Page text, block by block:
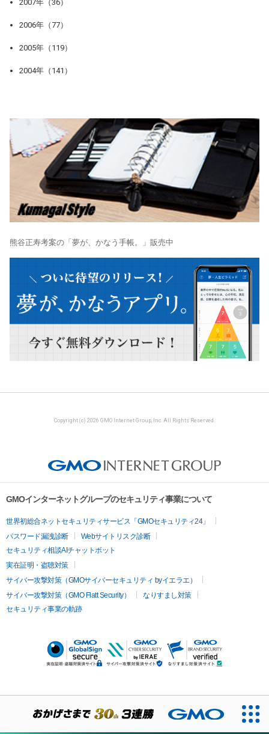
2007年（36）
2006年（77）
2005年（119）
2004年（141）
熊谷正寿考案の「夢が、かなう手帳。」販売中
Copyright (c) 2026 GMO Internet Group, Inc. All Rights Reserved.
GMOインターネットグループのセキュリティ事業について
世界初総合ネットセキュリティサービス「GMOセキュリティ24」
パスワード漏洩診断
Webサイトリスク診断
セキュリティ相談AIチャットボット
実在証明・盗聴対策
サイバー攻撃対策（GMOサイバーセキュリティ byイエラエ）
サイバー攻撃対策（GMO Flatt Security）
なりすまし対策
セキュリティ事業の軌跡